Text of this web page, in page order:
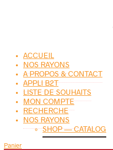
ACCUEIL
NOS RAYONS
A PROPOS & CONTACT
APPLI B2T
LISTE DE SOUHAITS
MON COMPTE
RECHERCHE
NOS RAYONS
SHOP — CATALOG
Panier